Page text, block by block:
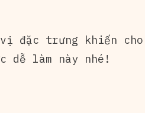
đặc trưng khiến cho
dễ làm này nhé!